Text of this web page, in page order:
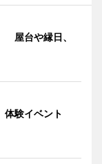
屋台や縁日、
体験イベント